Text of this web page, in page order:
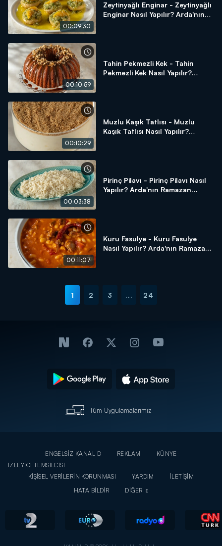
00:09:30
Zeytinyağlı Enginar - Zeytinyağlı
Enginar Nasıl Yapılır? Arda'nın
00:10:59
Tahin Pekmezli Kek - Tahin
Pekmezli Kek Nasıl Yapılır?
00:10:29
Muzlu Kaşık Tatlısı - Muzlu
Kaşık Tatlısı Nasıl Yapılır?
00:03:38
Pirinç Pilavı - Pirinç Pilavı Nasıl
Yapılır? Arda'nın Ramazan
00:11:07
Kuru Fasulye - Kuru Fasulye
Nasıl Yapılır? Arda'nın Ramazan
1 2 3 ... 24
Tüm Uygulamalarımız
ENGELSİZ KANAL D REKLAM
KÜNYE
İZLEYİCİ TEMSİLCİSİ
KİŞİSEL VERİLERİN KORUNMASI
YARDIM
İLETİŞİM
HATA BİLDİR
DİĞER